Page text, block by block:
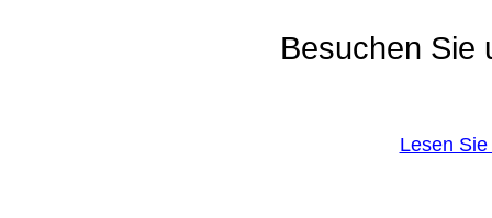
Besuchen Sie
Lesen